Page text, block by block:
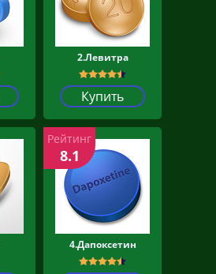
2.Левитра
Купить
4.Дапоксетин
Рейтинг
8.1